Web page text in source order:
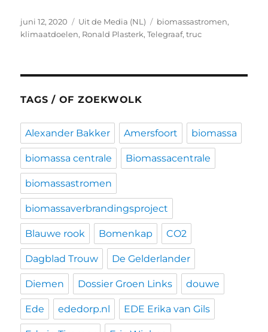
Geplaatst
op
juni 12, 2020 Categorieën
Uit de Media (NL) Tags
biomassastromen,
klimaatdoelen, Ronald Plasterk,Telegraaf,truc
TAGS / OF ZOEKWOLK
Alexander Bakker Amersfoort biomassa
biomassa centrale Biomassacentrale
biomassastromen
biomassaverbrandingsproject
Blauwe rook Bomenkap CO2
Dagblad Trouw De Gelderlander
Diemen Dossier Groen Links douwe
Ede ededorp.nl EDE Erika van Gils